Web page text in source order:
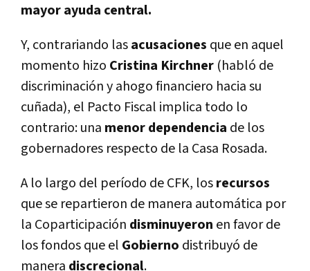
mayor ayuda central.
Y, contrariando lasacusaciones que en aquel
momento hizo Cristina Kirchner (habló de
discriminación y ahogo financiero hacia su
cuñada), el Pacto Fiscal implica todo lo
contrario: una menor dependencia de los
gobernadores respecto de la Casa Rosada.
A lo largo del perí­odo de CFK, losrecursos
que se repartieron de manera automática por
la Coparticipación disminuyeron en favor de
los fondos que el Gobierno distribuyó de
manera discrecional.